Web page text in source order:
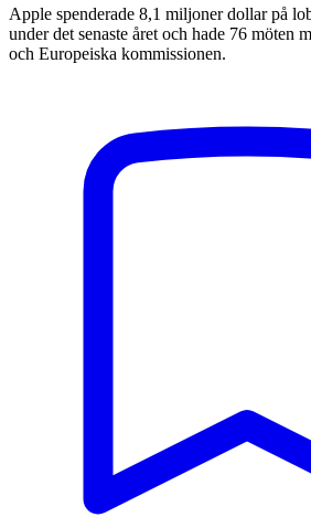
Apple spenderade 8,1 miljoner dollar på
under det senaste året och hade 76 möten
och Europeiska kommissionen.